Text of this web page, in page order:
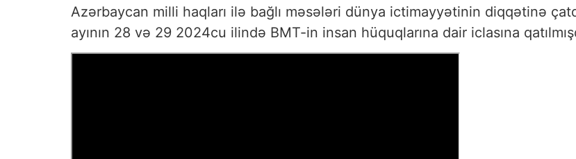
Azərbaycan milli haqları ilə bağlı məsələri dünya ictimayyətinin diqqətinə
ayının 28 və 29 2024cu ilində BMT-in insan hüquqlarına dair iclasına